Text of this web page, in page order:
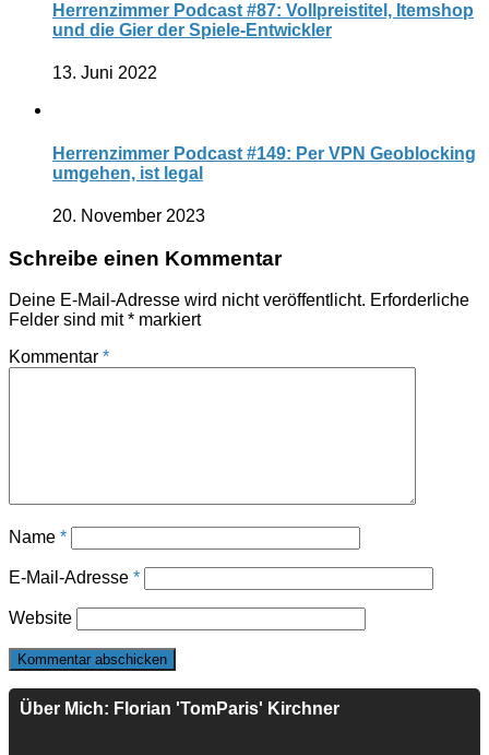
Herrenzimmer Podcast #87: Vollpreistitel, Itemshop
und die Gier der Spiele-Entwickler
13. Juni 2022
Herrenzimmer Podcast #149: Per VPN Geoblocking
umgehen, ist legal
20. November 2023
Schreibe einen Kommentar
Deine E-Mail-Adresse wird nicht veröffentlicht. Erforderliche
Felder sind mit* markiert
Kommentar *
Name *
E-Mail-Adresse *
Website
Über Mich: Florian 'TomParis' Kirchner